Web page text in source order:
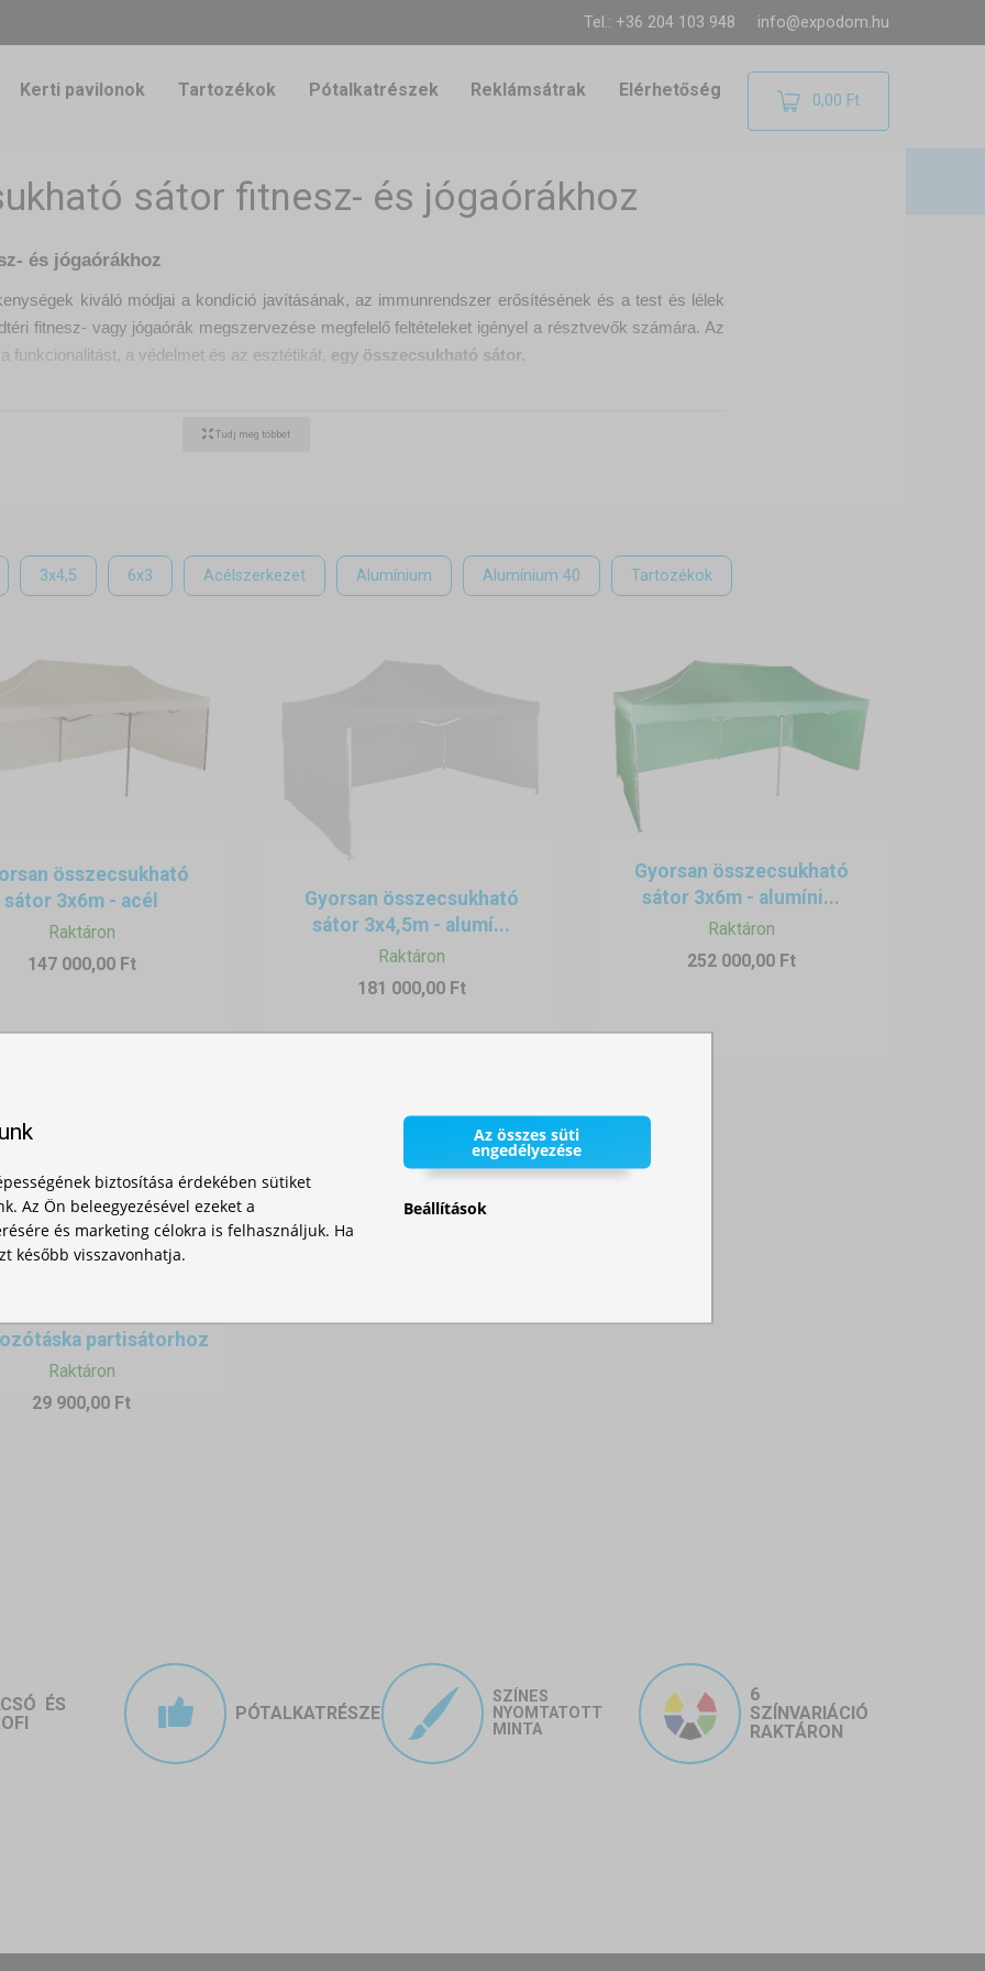
Tel.: +36 204 103 948 info@expodom.hu
Kerti pavilonok Tartozékok Pótalkatrészek Reklámsátrak Elérhetőség 0,00 Ft
sátor fitnesz- és jógaórákhoz
és jógaórákhoz
kiváló módjai a kondíció javításának, az immunrendszer erősítésének és a test és lélek
fitnesz- vagy jógaórák megszervezése megfelelő feltételeket igényel a résztvevők számára. Az
a funkcionalitást, a védelmet és az esztétikát, egy összecsukható sátor.
köszönhetően a sátornéhány perc alatt felállítható
bármilyen helyszínen – parkokban,
létesítményekben –szerszámok használata nélkül
pedig további kényelmet nyújt az edzések során.
LED-világítással vagy
(például fitneszterem vagy jógaiskola
megjelenést biztosít bármilyen rendezvényen.
sátor ideális:
workshopok
szabadtéri tevékenységekhez?
Tudj meg többet
3x4,5 6x3 Acélszerkezet Alumínium Alumínium 40 Tartozékok
összecsukható
sátor 3x6m - acél
Raktáron
147 000,00 Ft
Gyorsan összecsukható
sátor 3x4,5m - alumí...
Raktáron
181 000,00 Ft
Gyorsan összecsukható
sátor 3x6m - alumíni...
Raktáron
252 000,00 Ft
partisátorhoz
Raktáron
29 900,00 Ft
ÉS
PÓTALKATRÉSZEK
SZÍNES
NYOMTATOTT
MINTA
6
SZÍNVARIÁCIÓ
RAKTÁRON
biztosítása érdekében sütiket
Az Ön beleegyezésével ezeket a
és marketing célokra is felhasználjuk. Ha
később visszavonhatja.
Az összes süti
engedélyezése
Beállítások